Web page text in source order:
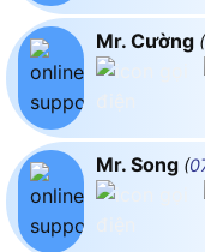
Mr. Cường (
Mr. Song (